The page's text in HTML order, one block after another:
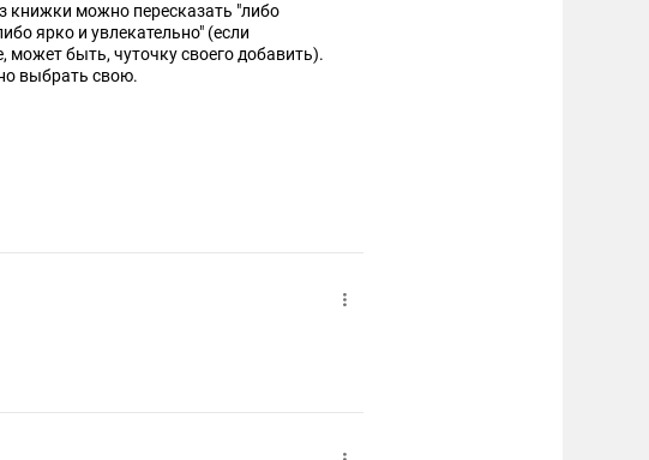
книжки можно пересказать "либо
ярко и увлекательно" (если
может быть, чуточку своего добавить).
выбрать свою.